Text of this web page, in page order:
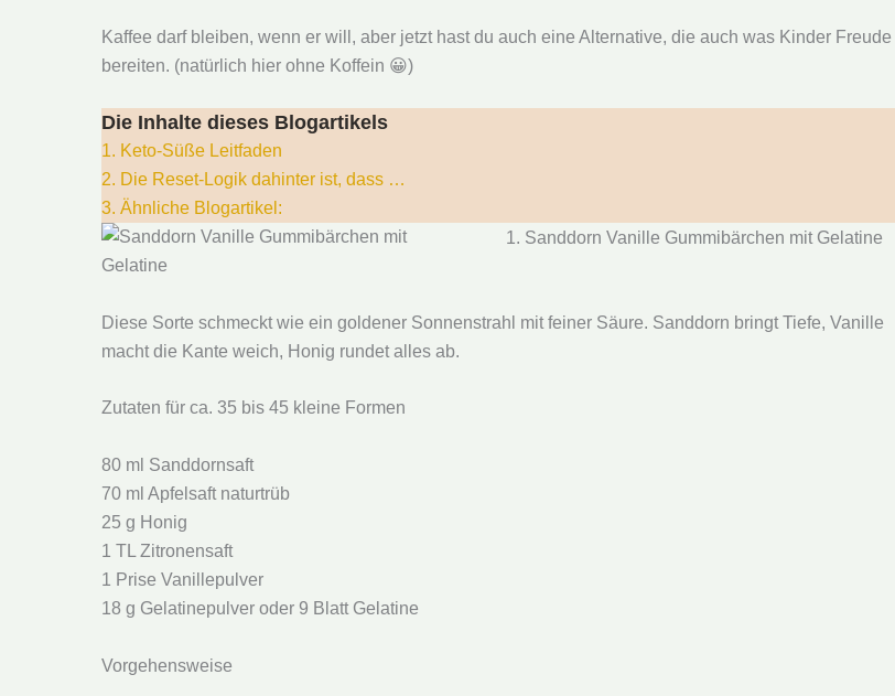
Kaffee darf bleiben, wenn er will, aber jetzt hast du auch eine Alternative, die auch was Kinder Freude
bereiten. (natürlich hier ohne Koffein 😀)
Die Inhalte dieses Blogartikels
1. Keto-Süße Leitfaden
2. Die Reset-Logik dahinter ist, dass …
3. Ähnliche Blogartikel:
Sanddorn Vanille Gummibärchen mit Gelatine
Diese Sorte schmeckt wie ein goldener Sonnenstrahl mit feiner Säure. Sanddorn bringt Tiefe, Vanille
macht die Kante weich, Honig rundet alles ab.
Zutaten für ca. 35 bis 45 kleine Formen
80 ml Sanddornsaft
70 ml Apfelsaft naturtrüb
25 g Honig
1 TL Zitronensaft
1 Prise Vanillepulver
18 g Gelatinepulver oder 9 Blatt Gelatine
Vorgehensweise